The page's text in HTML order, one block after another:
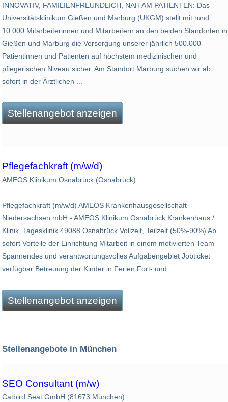
INNOVATIV, FAMILIENFREUNDLICH, NAH AM PATIENTEN: Das
Universitätsklinikum Gießen und Marburg (UKGM) stellt mit rund
10.000 Mitarbeiterinnen und Mitarbeitern an den beiden Standorten in
Gießen und Marburg die Versorgung unserer jährlich 500.000
Patientinnen und Patienten auf höchstem medizinischen und
pflegerischen Niveau sicher. Am Standort Marburg suchen wir ab
sofort in der Ärztlichen ...
Stellenangebot anzeigen
Pflegefachkraft (m/w/d)
AMEOS Klinikum Osnabrück (Osnabrück)
Pflegefachkraft (m/w/d) AMEOS Krankenhausgesellschaft
Niedersachsen mbH - AMEOS Klinikum Osnabrück Krankenhaus /
Klinik, Tagesklinik 49088 Osnabrück Vollzeit, Teilzeit (50%-90%) Ab
sofort Vorteile der Einrichtung Mitarbeit in einem motivierten Team
Spannendes und verantwortungsvolles Aufgabengebiet Jobticket
verfügbar Betreuung der Kinder in Ferien Fort- und ...
Stellenangebot anzeigen
Stellenangebote in München
SEO Consultant (m/w)
Catbird Seat GmbH (81673 München)